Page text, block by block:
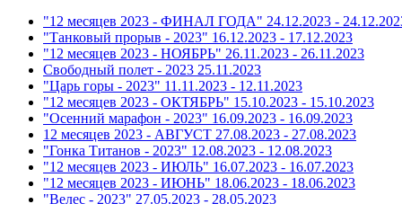
"12 месяцев 2023 - ФИНАЛ ГОДА" 24.12.2023 -
"Танковый прорыв - 2023" 16.12.2023 - 17.12.2023
"12 месяцев 2023 - НОЯБРЬ" 26.11.2023 - 26.11.2023
Свободный полет - 2023 25.11.2023
"Царь горы - 2023" 11.11.2023 - 12.11.2023
"12 месяцев 2023 - ОКТЯБРЬ" 15.10.2023 - 15.10.2023
"Осенний марафон - 2023" 16.09.2023 - 16.09.2023
12 месяцев 2023 - АВГУСТ 27.08.2023 - 27.08.2023
"Гонка Титанов - 2023" 12.08.2023 - 12.08.2023
"12 месяцев 2023 - ИЮЛЬ" 16.07.2023 - 16.07.2023
"12 месяцев 2023 - ИЮНЬ" 18.06.2023 - 18.06.2023
"Велес - 2023" 27.05.2023 - 28.05.2023